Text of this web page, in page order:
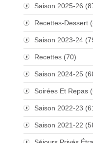
Saison 2025-26
Recettes-Dessert
Saison 2023-24
Recettes (70)
Saison 2024-25
Soirées Et Repas
Saison 2022-23
Saison 2021-22